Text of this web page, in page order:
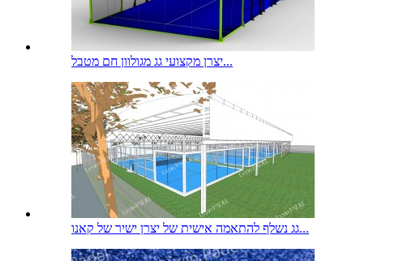
יצרן מקצועי גג מגולוון חם מטבל...
גג נשלף להתאמה אישית של יצרן ישיר של קאנו...